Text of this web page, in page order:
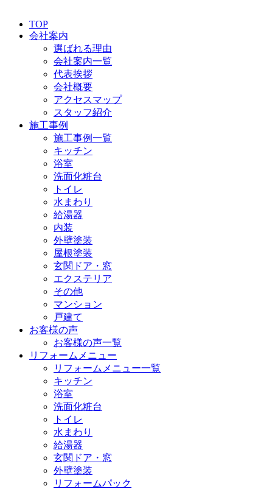
TOP
会社案内
選ばれる理由
会社案内一覧
代表挨拶
会社概要
アクセスマップ
スタッフ紹介
施工事例
施工事例一覧
キッチン
浴室
洗面化粧台
トイレ
水まわり
給湯器
内装
外壁塗装
屋根塗装
玄関ドア・窓
エクステリア
その他
マンション
戸建て
お客様の声
お客様の声一覧
リフォームメニュー
リフォームメニュー一覧
キッチン
浴室
洗面化粧台
トイレ
水まわり
給湯器
玄関ドア・窓
外壁塗装
リフォームパック